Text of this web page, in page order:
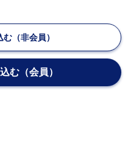
件（以下「細則」とい
ものとします。なお、
のとして規則又は条件
の規則又は条件は、主
みなして、主催者と受
（非会員）
む（会員）